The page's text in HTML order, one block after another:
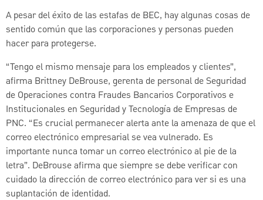
A pesar del éxito de las estafas de BEC, hay algunas cosas de
sentido común que las corporaciones y personas pueden
hacer para protegerse.
“Tengo el mismo mensaje para los empleados y clientes”,
afirma Brittney DeBrouse, gerenta de personal de Seguridad
de Operaciones contra Fraudes Bancarios Corporativos e
Institucionales en Seguridad y Tecnología de Empresas de
PNC. “Es crucial permanecer alerta ante la amenaza de que el
correo electrónico empresarial se vea vulnerado. Es
importante nunca tomar un correo electrónico al pie de la
letra”. DeBrouse afirma que siempre se debe verificar con
cuidado la dirección de correo electrónico para ver si es una
suplantación de identidad.